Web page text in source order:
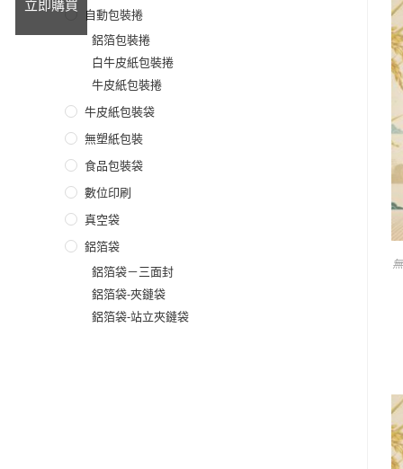
自動包裝捲
鋁箔包裝捲
白牛皮紙包裝捲
牛皮紙包裝捲
牛皮紙包裝袋
無塑紙包裝
食品包裝袋
數位印刷
真空袋
鋁箔袋
鋁箔袋－三面封
鋁箔袋-夾鏈袋
鋁箔袋-站立夾鏈袋
立即購買